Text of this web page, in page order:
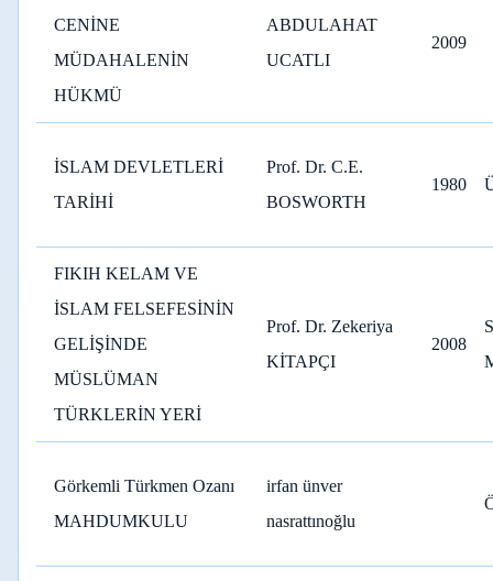
CENİNE
MÜDAHALENİN
HÜKMÜ
ABDULAHAT
UCATLI
2009
İSLAM DEVLETLERİ
TARİHİ
Prof. Dr. C.E.
BOSWORTH
1980
FIKIH KELAM VE
İSLAM FELSEFESİNİN
GELİŞİNDE
MÜSLÜMAN
TÜRKLERİN YERİ
Prof. Dr. Zekeriya
KİTAPÇI
2008
Görkemli Türkmen Ozanı
MAHDUMKULU
irfan ünver
nasrattınoğlu